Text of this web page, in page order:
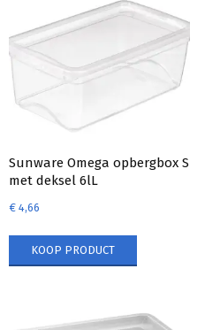
Sunware Omega opbergbox S
met deksel 6lL
€ 4,66
KOOP PRODUCT